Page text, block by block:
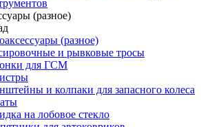
(разное)
(разное)
и рывковые тросы
для ГСМ
и колпаки для запасного колеса
на лобовое стекло